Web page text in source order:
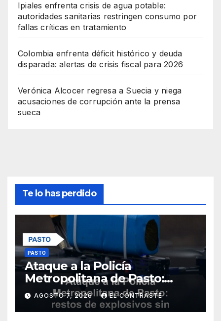
Ipiales enfrenta crisis de agua potable:
autoridades sanitarias restringen consumo por
fallas críticas en tratamiento
Colombia enfrenta déficit histórico y deuda
disparada: alertas de crisis fiscal para 2026
Verónica Alcocer regresa a Suecia y niega
acusaciones de corrupción ante la prensa
sueca
Te lo has perdido
PASTO
Ataque a la Policía
Metropolitana de Pasto:
restos de explosivos sin
heridos ni daños materiales
AGOSTO 7, 2026 EL CONTRASTE